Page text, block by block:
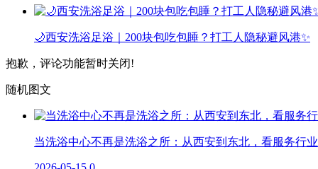
🌙西安洗浴足浴｜200块包吃包睡？打工人隐秘避风港✨
抱歉，评论功能暂时关闭!
随机图文
当洗浴中心不再是洗浴之所：从西安到东北，看服务行